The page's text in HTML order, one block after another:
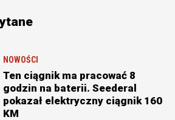
NOWOŚCI
Ten ciągnik ma pracować 8
godzin na baterii. Seederal
pokazał elektryczny ciągnik 160
KM